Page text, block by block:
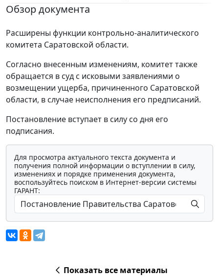
Обзор документа
Расширены функции контрольно-аналитического
комитета Саратовской области.
Согласно внесенным изменениям, комитет также
обращается в суд с исковыми заявлениями о
возмещении ущерба, причиненного Саратовской
области, в случае неисполнения его предписаний.
Постановление вступает в силу со дня его
подписания.
Для просмотра актуального текста документа и
получения полной информации о вступлении в силу,
изменениях и порядке применения документа,
воспользуйтесь поиском в Интернет-версии системы
ГАРАНТ:
Показать все материалы